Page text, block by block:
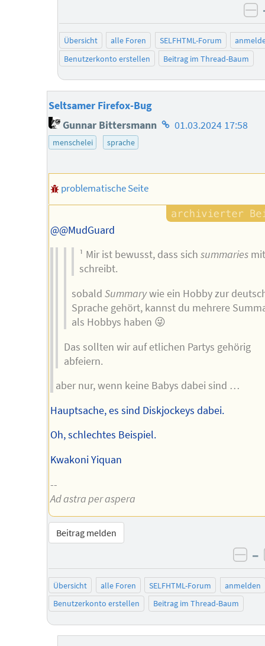
Übersicht alle Foren SELFHTML-Forum
Benutzerkonto erstellen
Beitrag im Thread-Baum
Seltsamer Firefox-Bug
Gunnar Bittersmann Homepage
01.03.2024 17:58
menschelei sprache
problematische Seite
@@MudGuard
¹ Mir ist bewusst, dass sich summaries
schreibt.
sobald Summarywie ein Hobby zur
Sprache gehört, kannst du mehrere
als Hobbys haben 😜
Das sollten wir auf etlichen Partys gehörig
abfeiern.
aber nur, wenn keine Babys dabei sind …
Hauptsache, es sind Diskjockeys dabei.
Oh, schlechtes Beispiel.
Kwakoni Yiquan
--
Ad astra per aspera
Beitrag melden
–
Übersicht alle Foren SELFHTML-Forum
anmelden
Benutzerkonto erstellen
Beitrag im Thread-Baum